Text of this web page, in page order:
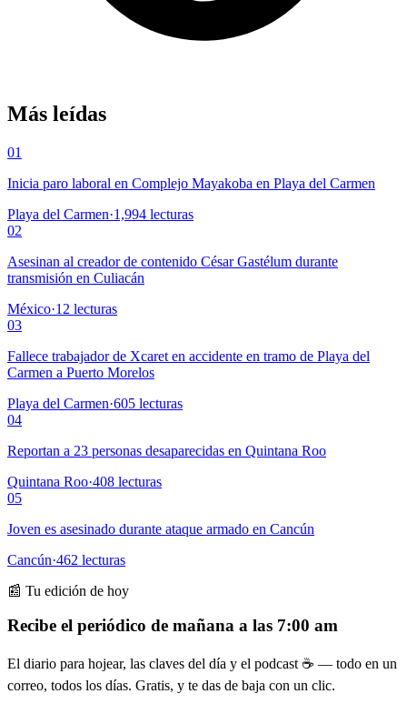
Más leídas
01
Inicia paro laboral en Complejo Mayakoba en Playa del Carmen
Playa del Carmen·1,994 lecturas
02
Asesinan al creador de contenido César Gastélum durante
transmisión en Culiacán
México·12 lecturas
03
Fallece trabajador de Xcaret en accidente en tramo de Playa del
Carmen a Puerto Morelos
Playa del Carmen·605 lecturas
04
Reportan a 23 personas desaparecidas en Quintana Roo
Quintana Roo·408 lecturas
05
Joven es asesinado durante ataque armado en Cancún
Cancún·462 lecturas
📰 Tu edición de hoy
Recibe el periódico de mañana a las 7:00 am
El diario para hojear, las claves del día y el podcast ☕ — todo en un
correo, todos los días. Gratis, y te das de baja con un clic.